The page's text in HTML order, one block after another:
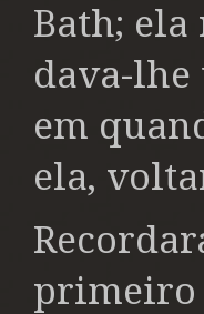
Bath; ela
dava-lhe
em
ela,
primeiro